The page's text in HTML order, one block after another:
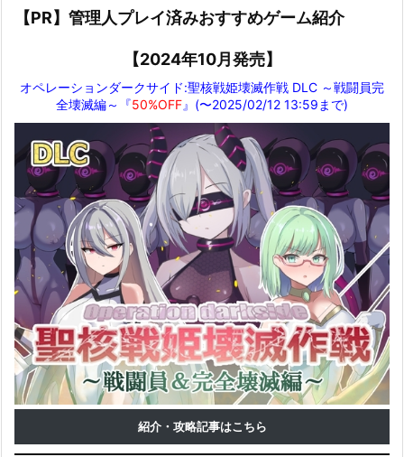
【PR】管理人プレイ済みおすすめゲーム紹介
【2024年10月発売】
オペレーションダークサイド:聖核戦姫壊滅作戦 DLC ～戦闘員完
全壊滅編～『50%OFF』(〜2025/02/12 13:59まで)
紹介・攻略記事はこちら